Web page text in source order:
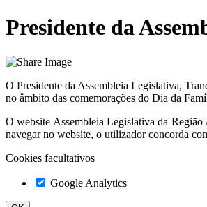
Presidente da
O Presidente da Assembleia Legislativa,
no âmbito das comemorações do Dia da
O website Assembleia Legislativa da
navegar no website, o utilizador concorda
Cookies facultativos
Google Analytics